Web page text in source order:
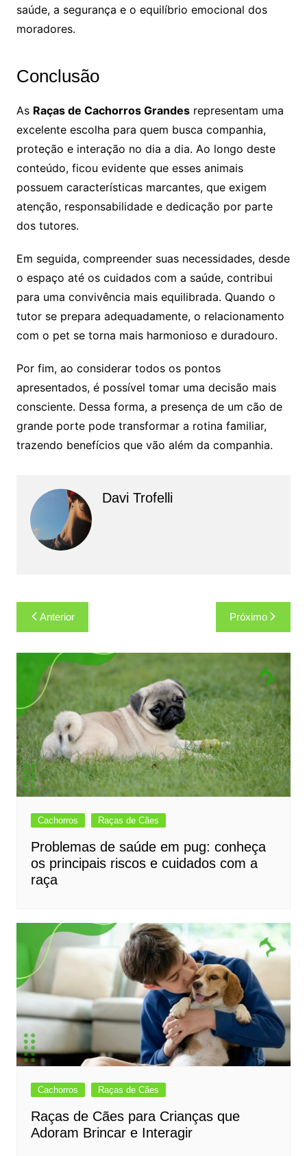
saúde, a segurança e o equilíbrio emocional dos
moradores.
Conclusão
As Raças de Cachorros Grandesrepresentam uma
excelente escolha para quem busca companhia,
proteção e interação no dia a dia. Ao longo deste
conteúdo, ficou evidente que esses animais
possuem características marcantes, que exigem
atenção, responsabilidade e dedicação por parte
dos tutores.
Em seguida, compreender suas necessidades, desde
o espaço até os cuidados com a saúde, contribui
para uma convivência mais equilibrada. Quando o
tutor se prepara adequadamente, o relacionamento
com o pet se torna mais harmonioso e duradouro.
Por fim, ao considerar todos os pontos
apresentados, é possível tomar uma decisão mais
consciente. Dessa forma, a presença de um cão de
grande porte pode transformar a rotina familiar,
trazendo benefícios que vão além da companhia.
Davi Trofelli
Navegação
de
Post
Anterior Próximo
Cachorros Raças de Cães
Problemas de saúde em pug: conheça
os principais riscos e cuidados com a
raça
Cachorros Raças de Cães
Raças de Cães para Crianças que
Adoram Brincar e Interagir